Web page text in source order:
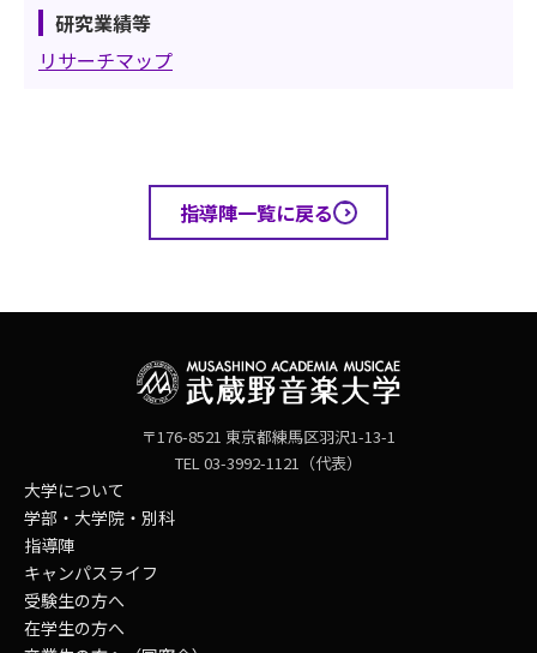
研究業績等
リサーチマップ
指導陣一覧に戻る
〒176-8521 東京都練馬区羽沢1-13-1
TEL 03-3992-1121（代表）
大学について
学部・大学院・別科
指導陣
キャンパスライフ
受験生の方へ
在学生の方へ